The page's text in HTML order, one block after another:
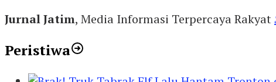
Jurnal Jatim, Media Informasi Terpercaya Rakyat
Peristiwa